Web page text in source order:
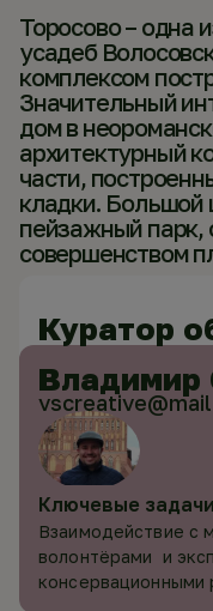
Торосово – одна
усадеб
комплексом
Значительный
дом в
архитектурный
части,
кладки. Большой
пейзажный парк,
совершенством
Куратор
Владимир
Ключевые
Взаимодействие с
волонтёрами и
консервационными